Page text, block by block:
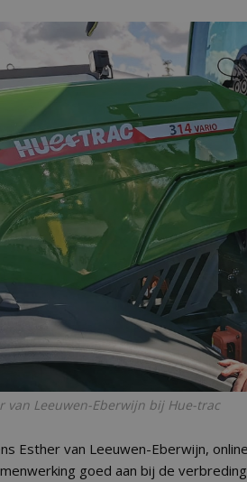
van Leeuwen-Eberwijn bij Hue-trac
Esther van Leeuwen-Eberwijn,
goed aan bij de